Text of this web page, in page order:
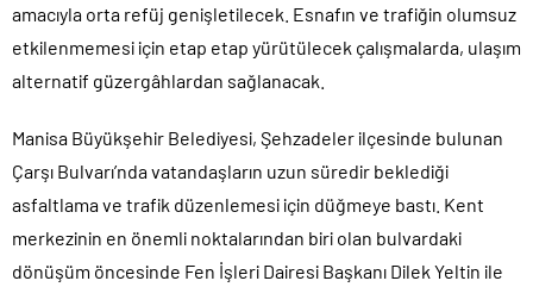
amacıyla orta refüj genişletilecek. Esnafın ve trafiğin olumsuz
etkilenmemesi için etap etap yürütülecek çalışmalarda, ulaşım
alternatif güzergâhlardan sağlanacak.
Manisa Büyükşehir Belediyesi, Şehzadeler ilçesinde bulunan
Çarşı Bulvarı’nda vatandaşların uzun süredir beklediği
asfaltlama ve trafik düzenlemesi için düğmeye bastı. Kent
merkezinin en önemli noktalarından biri olan bulvardaki
dönüşüm öncesinde Fen İşleri Dairesi Başkanı Dilek Yeltin ile